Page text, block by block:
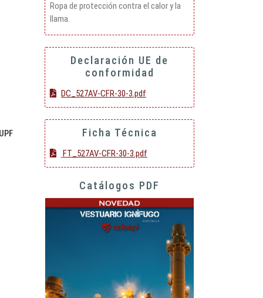
Ropa de protección contra el calor y la
llama.
Declaración UE de
conformidad
DC_527AV-CFR-30-3.pdf
Ficha Técnica
FT_527AV-CFR-30-3.pdf
Catálogos PDF